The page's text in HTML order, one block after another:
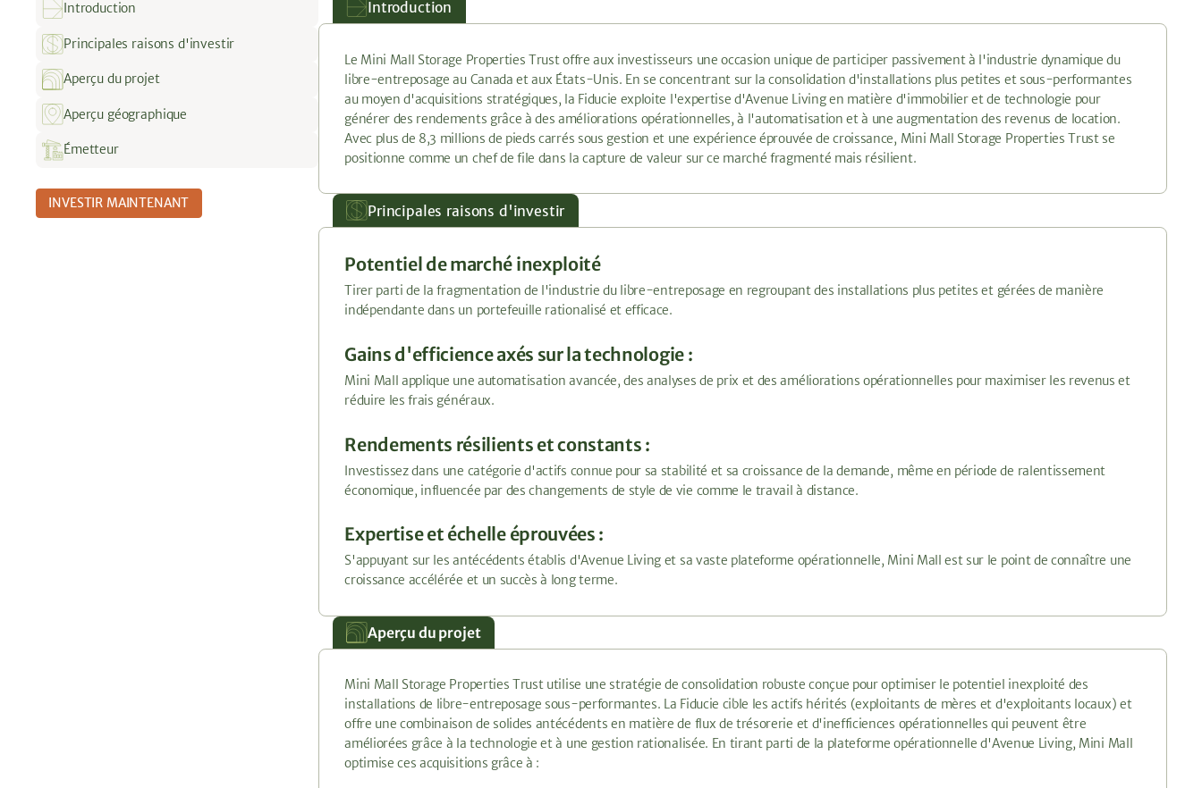
Introduction
Principales raisons d'investir
Aperçu du projet
Aperçu géographique
Émetteur
INVESTIR MAINTENANT
Introduction
Le Mini Mall Storage Properties Trust offre aux investisseurs une occasion unique de participer passivement à l'industrie dynamique du
libre-entreposage au Canada et aux États-Unis. En se concentrant sur la consolidation d'installations plus petites et sous-performantes
au moyen d'acquisitions stratégiques, la Fiducie exploite l'expertise d'Avenue Living en matière d'immobilier et de technologie pour
générer des rendements grâce à des améliorations opérationnelles, à l'automatisation et à une augmentation des revenus de location.
Avec plus de 8,3 millions de pieds carrés sous gestion et une expérience éprouvée de croissance, Mini Mall Storage Properties Trust se
positionne comme un chef de file dans la capture de valeur sur ce marché fragmenté mais résilient.
Principales raisons d'investir
Potentiel de marché inexploité
Tirer parti de la fragmentation de l'industrie du libre-entreposage en regroupant des installations plus petites et gérées de manière
indépendante dans un portefeuille rationalisé et efficace.
Gains d'efficience axés sur la technologie :
Mini Mall applique une automatisation avancée, des analyses de prix et des améliorations opérationnelles pour maximiser les revenus et
réduire les frais généraux.
Rendements résilients et constants :
Investissez dans une catégorie d'actifs connue pour sa stabilité et sa croissance de la demande, même en période de ralentissement
économique, influencée par des changements de style de vie comme le travail à distance.
Expertise et échelle éprouvées :
S'appuyant sur les antécédents établis d'Avenue Living et sa vaste plateforme opérationnelle, Mini Mall est sur le point de connaître une
croissance accélérée et un succès à long terme.
Aperçu du projet
Mini Mall Storage Properties Trust utilise une stratégie de consolidation robuste conçue pour optimiser le potentiel inexploité des
installations de libre-entreposage sous-performantes. La Fiducie cible les actifs hérités (exploitants de mères et d'exploitants locaux) et
offre une combinaison de solides antécédents en matière de flux de trésorerie et d'inefficiences opérationnelles qui peuvent être
améliorées grâce à la technologie et à une gestion rationalisée. En tirant parti de la plateforme opérationnelle d'Avenue Living, Mini Mall
optimise ces acquisitions grâce à :